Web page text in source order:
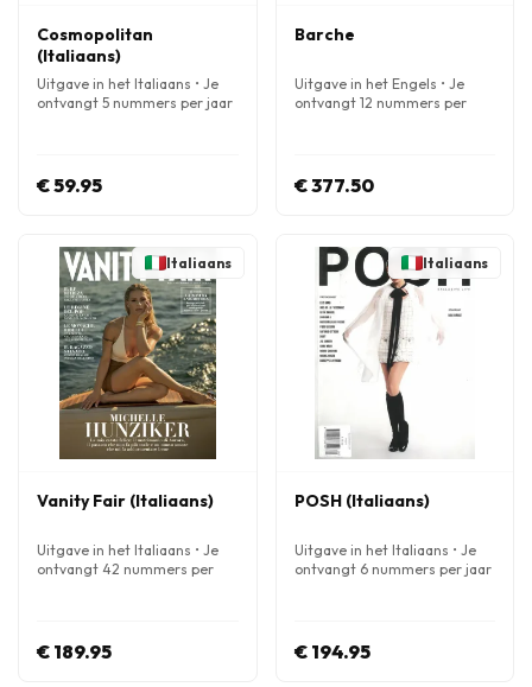
Cosmopolitan
(Italiaans)
Uitgave in het Italiaans • Je
ontvangt 5 nummers per jaar
€ 59.95
Barche
Uitgave in het Engels • Je
ontvangt 12 nummers per
€ 377.50
Italiaans
Vanity Fair (Italiaans)
Uitgave in het Italiaans • Je
ontvangt 42 nummers per
€ 189.95
Italiaans
POSH (Italiaans)
Uitgave in het Italiaans • Je
ontvangt 6 nummers per jaar
€ 194.95